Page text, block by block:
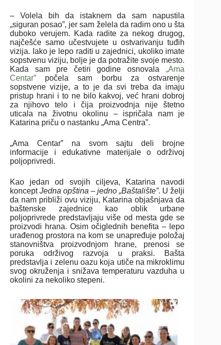
– Volela bih da istaknem da sam napustila
„siguran posao”, jer sam želela da radim ono u šta
duboko verujem. Kada radite za nekog drugog,
najčešće samo učestvujete u ostvarivanju tuđih
vizija. Iako je lepo raditi u zajednici, ukoliko imate
sopstvenu viziju, bolje je da potražite svoje mesto.
Kada sam pre četiri godine osnovala„Ama
Centar” počela sam borbu za ostvarenje
sopstvene vizije, a to je da svi treba da imaju
pristup hrani i to ne bilo kakvoj, već hrani dobroj
za njihovo telo i čija proizvodnja nije štetno
uticala na životnu okolinu – ispričala nam je
Katarina priču o nastanku „Ama Centra”.
„Ama Centar” na svom sajtu deli brojne
informacije i edukativne materijale o održivoj
poljoprivredi.
Kao jedan od svojih ciljeva, Katarina navodi
konceptJedna opština – jedno „Baštalište”. U želji
da nam približi ovu viziju, Katarina objašnjava da
baštenske zajednice kao oblik urbane
poljoprivrede predstavljaju više od mesta gde se
proizvodi hrana. Osim očiglednih benefita – lepo
urađenog prostora na kom se unapređuje položaj
stanovništva proizvodnjom hrane, prenosi se
poruka održivog razvoja u praksi. Bašta
predstavlja i zelenu oazu koja utiče na mikroklimu
svog okruženja i snižava temperaturu vazduha u
okolini za nekoliko stepeni.